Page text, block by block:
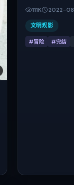
汐、木村拓哉、
定于 2022-08-
111K 2022-
文明观影
#冒险 #完结